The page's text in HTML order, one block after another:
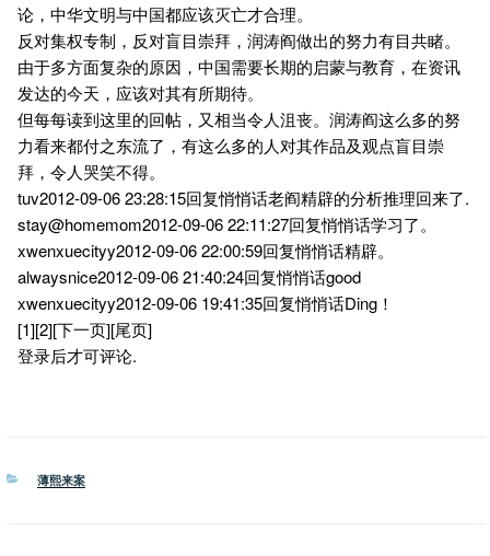
论，中华文明与中国都应该灭亡才合理。
反对集权专制，反对盲目崇拜，润涛阎做出的努力有目共睹。
由于多方面复杂的原因，中国需要长期的启蒙与教育，在资讯
发达的今天，应该对其有所期待。
但每每读到这里的回帖，又相当令人沮丧。润涛阎这么多的努
力看来都付之东流了，有这么多的人对其作品及观点盲目崇
拜，令人哭笑不得。
tuv2012-09-06 23:28:15回复悄悄话老阎精辟的分析推理回来了.
stay@homemom2012-09-06 22:11:27回复悄悄话学习了。
xwenxuecityy2012-09-06 22:00:59回复悄悄话精辟。
alwaysnice2012-09-06 21:40:24回复悄悄话good
xwenxuecityy2012-09-06 19:41:35回复悄悄话Ding！
[1][2][下一页][尾页]
登录后才可评论.
分
薄熙来案